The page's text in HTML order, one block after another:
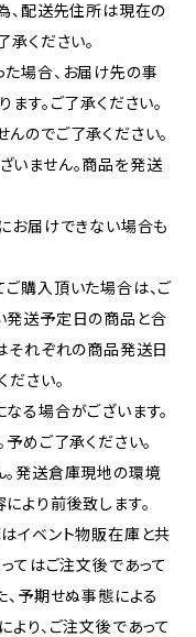
、配送先住所は現在の
ください。
場合、お届け先の事
す。ご了承ください。
のでご了承ください。
ません。商品を発送
お届けできない場合も
購入頂いた場合は、ご
発送予定日の商品と合
それぞれの商品発送日
さい。
る場合がございます。
めご了承ください。
発送倉庫現地の環境
より前後致します。
イベント物販在庫と共
てはご注文後であって
、予期せぬ事態による
り、ご注文後であって